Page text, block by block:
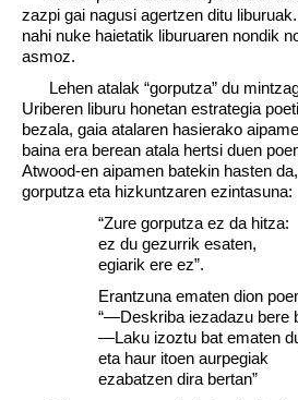
zazpi gai nagusi agertzen ditu
nahi nuke haietatik liburuaren nondik
asmoz.
Lehen atalak “gorputza” du
Uriberen liburu honetan estrategia
bezala, gaia atalaren hasierako
baina era berean atala hertsi duen
Atwood-en aipamen batekin hasten
gorputza eta hizkuntzaren ezintasuna:
“Zure gorputza ez da hitza:
ez du gezurrik esaten,
egiarik ere ez”.
Erantzuna ematen dion
“—Deskriba iezadazu bere
—Laku izoztu bat ematen
eta haur itoen aurpegiak
ezabatzen dira bertan”